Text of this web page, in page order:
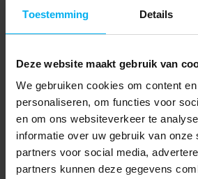
Toestemming Details
Deze website maakt gebruik van
We gebruiken cookies om content
personaliseren, om functies voor
en om ons websiteverkeer te
informatie over uw gebruik van onze
partners voor social media,
partners kunnen deze gegevens